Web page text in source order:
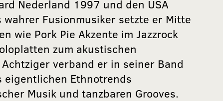
Nederland 1997 und den USA
Fusionmusiker setzte er Mitte
wie Pork Pie Akzente im Jazzrock
zum akustischen
verband er in seiner Band
eigentlichen Ethnotrends
Musik und tanzbaren Grooves.